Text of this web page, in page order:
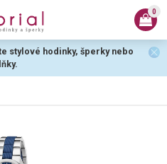
stylové hodinky, šperky nebo
0